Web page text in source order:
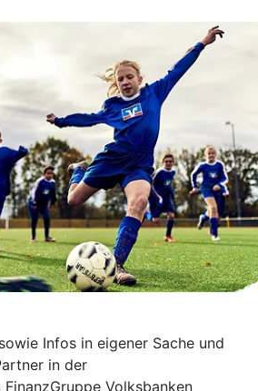
Infos in eigener Sache und
in der
Volksbanken